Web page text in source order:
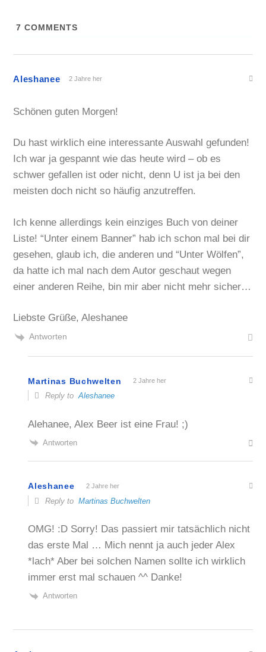
7 COMMENTS
Aleshanee 2 Jahre her
Schönen guten Morgen!
Du hast wirklich eine interessante Auswahl gefunden!
Ich war ja gespannt wie das heute wird – ob es
schwer gefallen ist oder nicht, denn U ist ja bei den
meisten doch nicht so häufig anzutreffen.
Ich kenne allerdings kein einziges Buch von deiner
Liste! “Unter einem Banner” hab ich schon mal bei dir
gesehen, glaub ich, die anderen und “Unter Wölfen”,
da hatte ich mal nach dem Autor geschaut wegen
einer anderen Reihe, bin mir aber nicht mehr sicher…
Liebste Grüße, Aleshanee
Antworten
Martinas Buchwelten 2 Jahre her
Reply toAleshanee
Alehanee, Alex Beer ist eine Frau! ;)
Antworten
Aleshanee 2 Jahre her
Reply toMartinas Buchwelten
OMG! :D Sorry! Das passiert mir tatsächlich nicht
das erste Mal … Mich nennt ja auch jeder Alex
*lach* Aber bei solchen Namen sollte ich wirklich
immer erst mal schauen ^^ Danke!
Antworten